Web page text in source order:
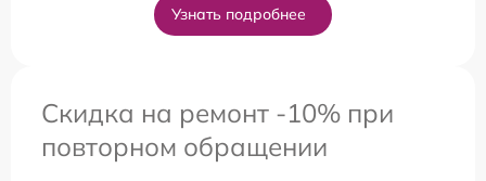
Узнать подробнее
Скидка на ремонт -10% при
повторном обращении